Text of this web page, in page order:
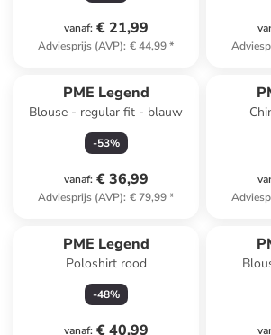
vanaf: € 21,99
Adviesprijs (AVP): € 44,99*
PME Legend
Blouse - regular fit - blauw
-53%
vanaf: € 36,99
Adviesprijs (AVP): € 79,99*
PME Legend
Poloshirt rood
-48%
vanaf: € 40,99